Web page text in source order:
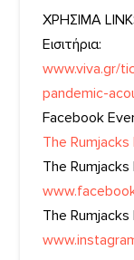
ΧΡΗΣΙΜΑ
Εισιτήρια:
www.viva.gr/
pandemic-
Facebook
The
The
The Rumjacks